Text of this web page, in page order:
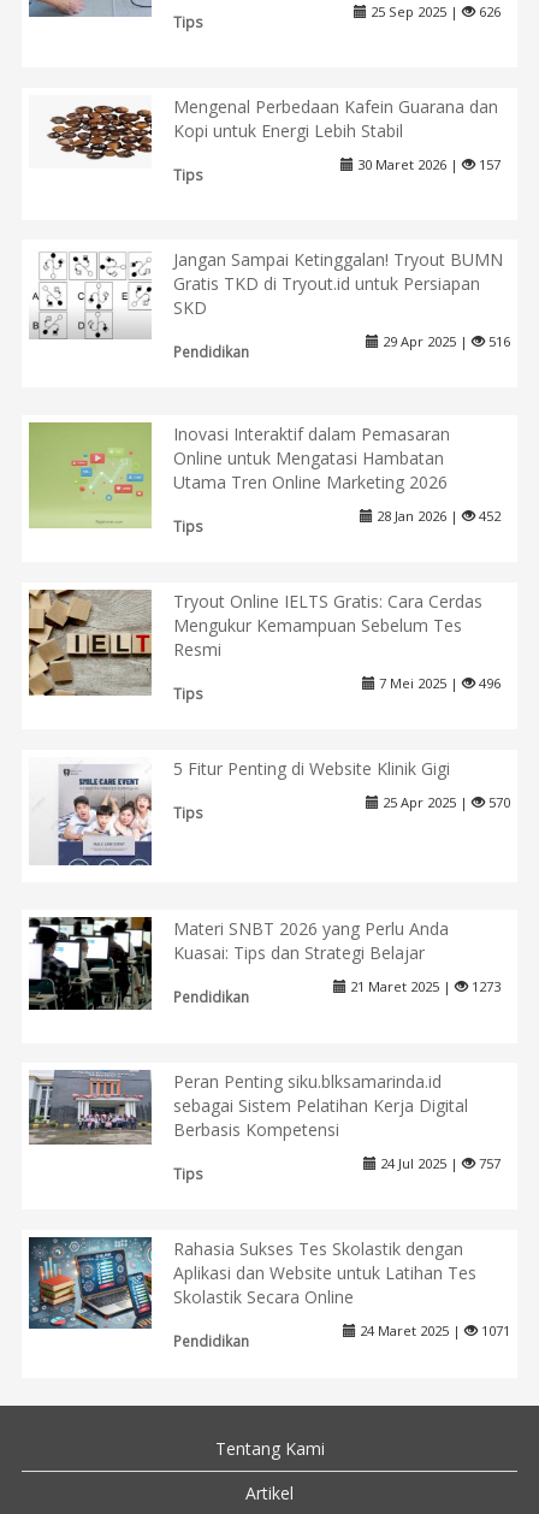
Tips
25 Sep 2025 | 626
Mengenal Perbedaan Kafein Guarana dan
Kopi untuk Energi Lebih Stabil
Tips
30 Maret 2026 | 157
Jangan Sampai Ketinggalan! Tryout BUMN
Gratis TKD di Tryout.id untuk Persiapan
SKD
Pendidikan
29 Apr 2025 | 516
Inovasi Interaktif dalam Pemasaran
Online untuk Mengatasi Hambatan
Utama Tren Online Marketing 2026
Tips
28 Jan 2026 | 452
Tryout Online IELTS Gratis: Cara Cerdas
Mengukur Kemampuan Sebelum Tes
Resmi
Tips
7 Mei 2025 | 496
5 Fitur Penting di Website Klinik Gigi
Tips
25 Apr 2025 | 570
Materi SNBT 2026 yang Perlu Anda
Kuasai: Tips dan Strategi Belajar
Pendidikan
21 Maret 2025 | 1273
Peran Penting siku.blksamarinda.id
sebagai Sistem Pelatihan Kerja Digital
Berbasis Kompetensi
Tips
24 Jul 2025 | 757
Rahasia Sukses Tes Skolastik dengan
Aplikasi dan Website untuk Latihan Tes
Skolastik Secara Online
Pendidikan
24 Maret 2025 | 1071
Tentang Kami
Artikel